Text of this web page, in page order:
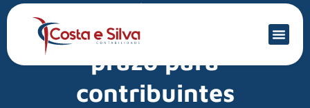
Mercado Financeiro
Simples indeferido:
prazo para
contribuintes